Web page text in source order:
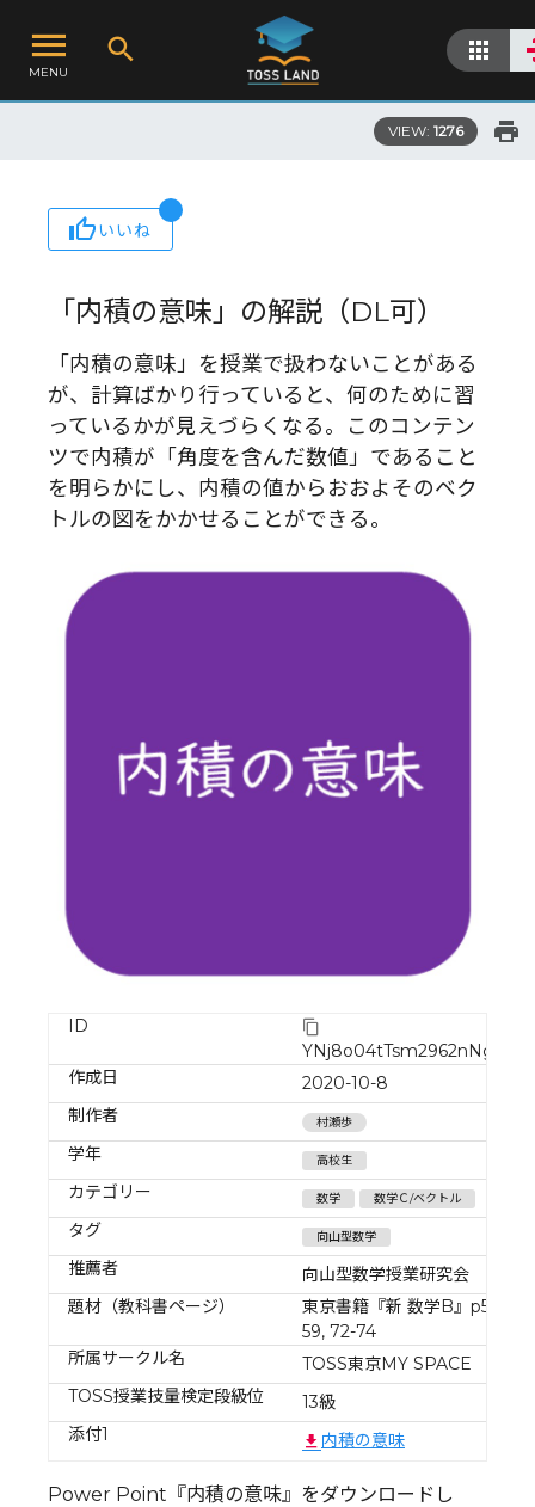
MENU
VIEW: 1276
いいね
「内積の意味」の解説（DL可）
「内積の意味」を授業で扱わないことがある
が、計算ばかり行っていると、何のために習
っているかが見えづらくなる。このコンテン
ツで内積が「角度を含んだ数値」であること
を明らかにし、内積の値からおおよそのベク
トルの図をかかせることができる。
ID
YNj8o04tTsm2962nNgWc
作成日
2020-10-8
制作者
村瀬歩
学年 高校生
カテゴリー 数学 数学Ｃ/ベクトル
タグ 向山型数学
推薦者
向山型数学授業研究会
題材（教科書ページ）
東京書籍『新 数学B』p56-
59, 72-74
所属サークル名
TOSS東京MY SPACE
TOSS授業技量検定段級位
13級
添付1
内積の意味
Power Point『内積の意味』をダウンロードし